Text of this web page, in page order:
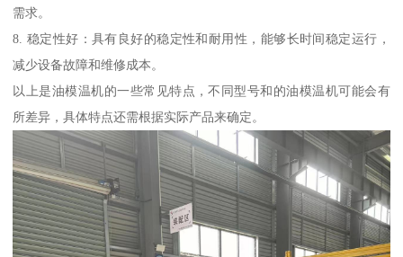
需求。
8. 稳定性好：具有良好的稳定性和耐用性，能够长时间稳定运行，
减少设备故障和维修成本。
以上是油模温机的一些常见特点，不同型号和的油模温机可能会有
所差异，具体特点还需根据实际产品来确定。